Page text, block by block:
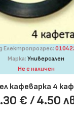
Електропрогрес:
Марка: Универсален
Не е наличен
кафеварка 4
€ / 4.50